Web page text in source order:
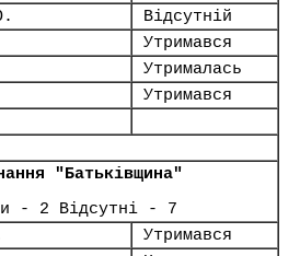
Відсутній
Утримався
Утрималась
Утримався
"Батьківщина"
- 2 Відсутні - 7
Утримався